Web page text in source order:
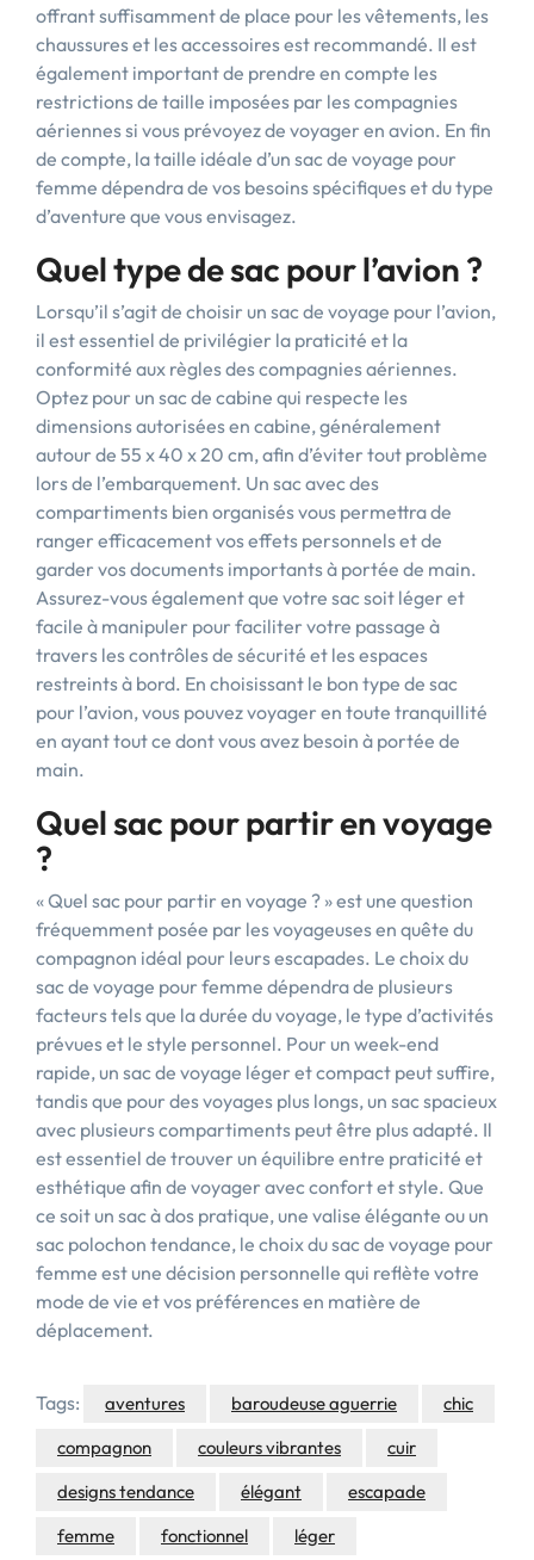
offrant suffisamment de place pour les vêtements, les
chaussures et les accessoires est recommandé. Il est
également important de prendre en compte les
restrictions de taille imposées par les compagnies
aériennes si vous prévoyez de voyager en avion. En fin
de compte, la taille idéale d’un sac de voyage pour
femme dépendra de vos besoins spécifiques et du type
d’aventure que vous envisagez.
Quel type de sac pour l’avion ?
Lorsqu’il s’agit de choisir un sac de voyage pour l’avion,
il est essentiel de privilégier la praticité et la
conformité aux règles des compagnies aériennes.
Optez pour un sac de cabine qui respecte les
dimensions autorisées en cabine, généralement
autour de 55 x 40 x 20 cm, afin d’éviter tout problème
lors de l’embarquement. Un sac avec des
compartiments bien organisés vous permettra de
ranger efficacement vos effets personnels et de
garder vos documents importants à portée de main.
Assurez-vous également que votre sac soit léger et
facile à manipuler pour faciliter votre passage à
travers les contrôles de sécurité et les espaces
restreints à bord. En choisissant le bon type de sac
pour l’avion, vous pouvez voyager en toute tranquillité
en ayant tout ce dont vous avez besoin à portée de
main.
Quel sac pour partir en voyage
?
« Quel sac pour partir en voyage ? » est une question
fréquemment posée par les voyageuses en quête du
compagnon idéal pour leurs escapades. Le choix du
sac de voyage pour femme dépendra de plusieurs
facteurs tels que la durée du voyage, le type d’activités
prévues et le style personnel. Pour un week-end
rapide, un sac de voyage léger et compact peut suffire,
tandis que pour des voyages plus longs, un sac spacieux
avec plusieurs compartiments peut être plus adapté. Il
est essentiel de trouver un équilibre entre praticité et
esthétique afin de voyager avec confort et style. Que
ce soit un sac à dos pratique, une valise élégante ou un
sac polochon tendance, le choix du sac de voyage pour
femme est une décision personnelle qui reflète votre
mode de vie et vos préférences en matière de
déplacement.
Tags: aventures baroudeuse aguerrie
chic
compagnon
couleurs vibrantes
cuir
designs tendance
élégant
escapade
femme
fonctionnel léger